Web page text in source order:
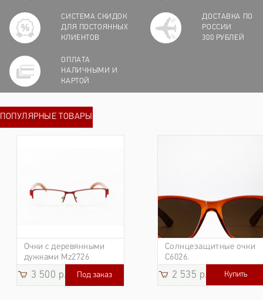
СИСТЕМА СКИДОК
ДЛЯ ПОСТОЯННЫХ
КЛИЕНТОВ
ДОСТАВКА ПО
РОССИИ
300 РУБЛЕЙ
ОПЛАТА
НАЛИЧНЫМИ И
КАРТОЙ
ПОПУЛЯРНЫЕ ТОВАРЫ
Очки с деревянными
дужками Mz2726
3 500 р. Под заказ
Солнцезащитные очки
C6026.
2 535 р. 3 185
Купить